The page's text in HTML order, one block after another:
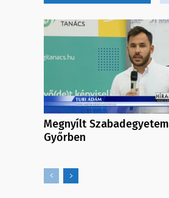
Megnyílt Szabadegyetem
Győrben